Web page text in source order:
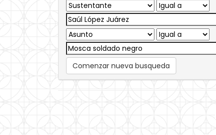
Comenzar nueva busqueda